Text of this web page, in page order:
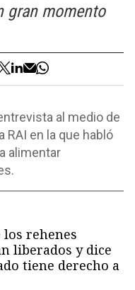
gran momento
al medio de
RAI en la que habló
alimentar
los rehenes
liberados y dice
tiene derecho a